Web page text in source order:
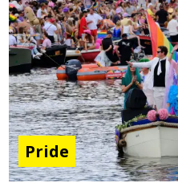
Pride